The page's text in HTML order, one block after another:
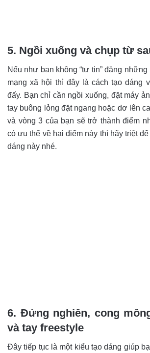
5. Ngồi xuống và chụp từ
Nếu như bạn không “tự tin” đăng
mạng xã hội thì đây là cách tạo dáng
đấy. Bạn chỉ cần ngồi xuống, đặt máy
tay buông lỏng đặt ngang hoặc dơ lên
và vòng 3 của bạn sẽ trở thành điểm
có ưu thế về hai điểm này thì hãy triệt
dáng này nhé.
6. Đứng nghiên, cong
và tay freestyle
Đây tiếp tục là một kiểu tạo dáng giúp